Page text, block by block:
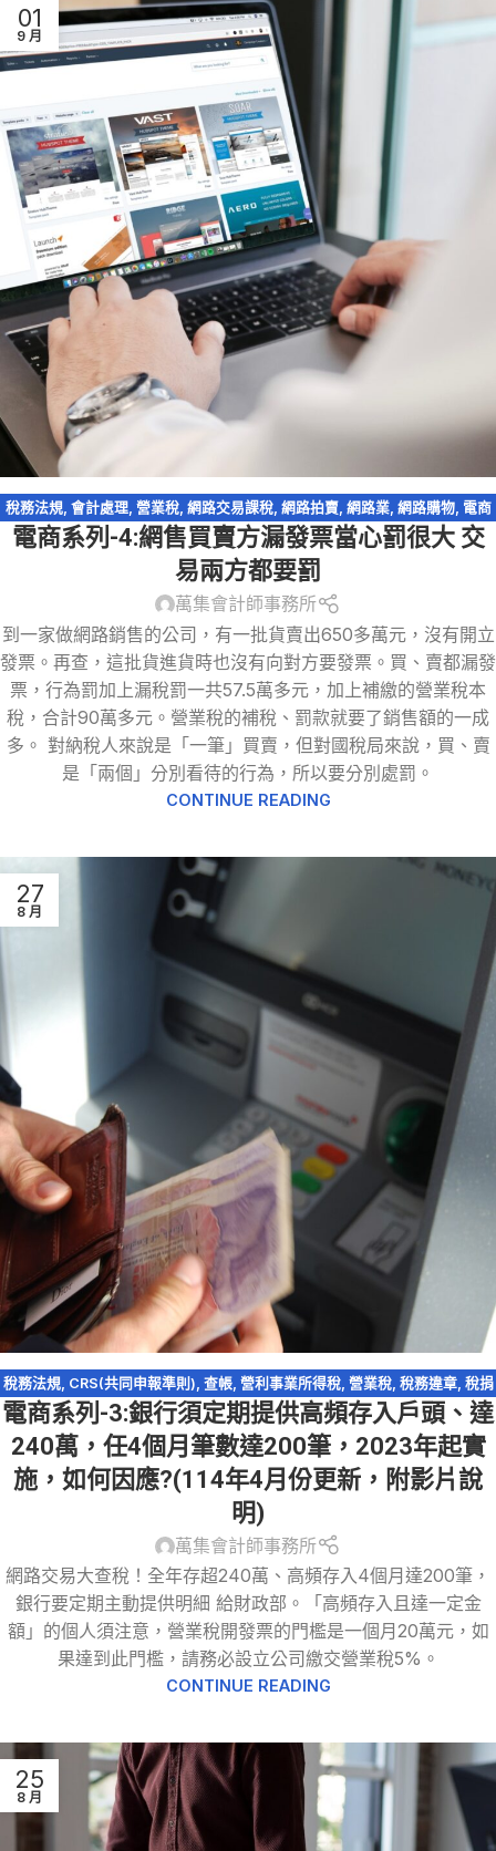
01
9 月
稅務法規, 會計處理, 營業稅, 網路交易課稅, 網路拍賣, 網路業, 網路購物, 電商
系列,電子商務
電商系列-4:網售買賣方漏發票當心罰很大 交
易兩方都要罰
萬集會計師事務所
到一家做網路銷售的公司，有一批貨賣出650多萬元，沒有開立
發票。再查，這批貨進貨時也沒有向對方要發票。買、賣都漏發
票，行為罰加上漏稅罰一共57.5萬多元，加上補繳的營業稅本
稅，合計90萬多元。營業稅的補稅、罰款就要了銷售額的一成
多。 對納稅人來說是「一筆」買賣，但對國稅局來說，買、賣
是「兩個」分別看待的行為，所以要分別處罰。
CONTINUE READING
27
8 月
稅務法規, CRS(共同申報準則) 查帳, 營利事業所得稅, 營業稅, 稅務違章, 稅捐
稽徵法,網路交易課稅,網路拍賣,網路購物,逃漏稅,電商系列,電子商務
電商系列-3:銀行須定期提供高頻存入戶頭、達
240萬，任4個月筆數達200筆，2023年起實
施，如何因應?(114年4月份更新，附影片說
明)
萬集會計師事務所
網路交易大查稅！全年存超240萬、高頻存入4個月達200筆，
銀行要定期主動提供明細 給財政部。「高頻存入且達一定金
額」的個人須注意，營業稅開發票的門檻是一個月20萬元，如
果達到此門檻，請務必設立公司繳交營業稅5%。
CONTINUE READING
25
8 月